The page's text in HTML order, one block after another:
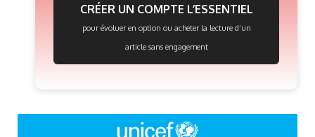
CRÉER UN COMPTE L’ESSENTIEL
pour évoluer en option ou acheter la lecture d’un
article sans engagement